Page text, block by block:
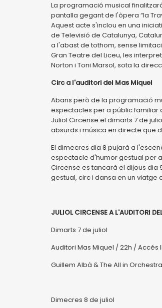
La programació musical
pantalla gegant de l'òpera “la
Aquest acte s'inclou en una
de Televisió de Catalunya,
a l'abast de tothom, sense
Gran Teatre del Liceu, les
Norton i Toni Marsol, sota la
Circ a l'auditori del Mas Miquel
Abans però de la programació
espectacles per a públic familiar
Juliol Circense el dimarts 7 de
absurds i música en directe que
El dimecres dia 8 pujarà a
espectacle d'humor gestual per
Circense es tancarà el dijous dia
gestual, circ i dansa en un viatge
JULIOL CIRCENSE A L'AUDITORI
Dimarts 7 de juliol
Auditori Mas Miquel / 22h / Accés
Guillem Albà & The All in
Dimecres 8 de juliol